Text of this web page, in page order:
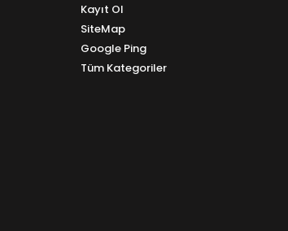
Kayıt Ol
SiteMap
Google Ping
Tüm Kategoriler